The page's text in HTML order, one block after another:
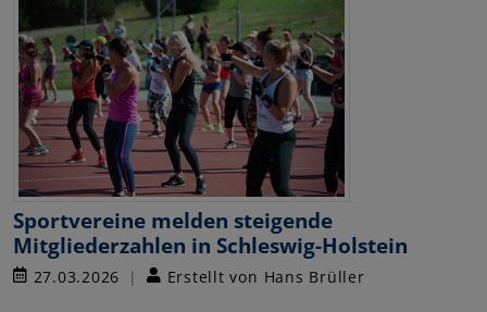
Sportvereine melden steigende
Mitgliederzahlen in Schleswig-Holstein
27.03.2026 Erstellt von Hans Brüller